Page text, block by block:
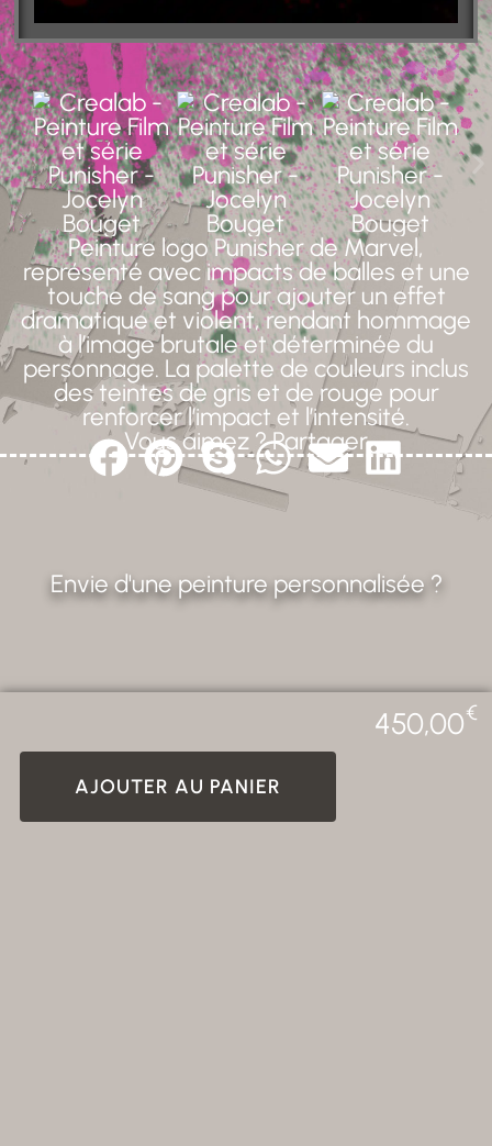
Peinture logo Punisher de Marvel,
représenté avec impacts de balles et une
touche de sang pour ajouter un effet
dramatique et violent, rendant hommage
à l’image brutale et déterminée du
personnage. La palette de couleurs inclus
des teintes de gris et de rouge pour
renforcer l’impact et l’intensité.
Vous aimez ? Partager
450,00€
AJOUTER AU PANIER
Envie d'une peinture personnalisée ?
CREALAB - 2026 Photos non
Tous droits réservés. ©